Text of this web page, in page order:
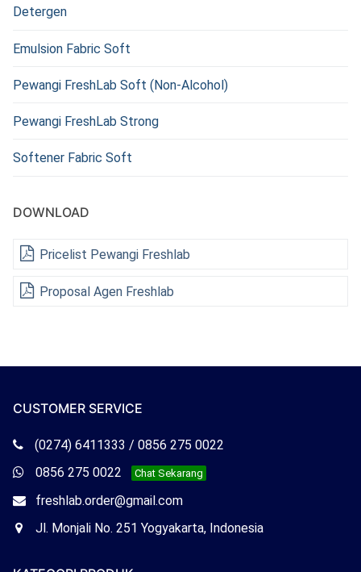
Detergen
Emulsion Fabric Soft
Pewangi FreshLab Soft (Non-Alcohol)
Pewangi FreshLab Strong
Softener Fabric Soft
DOWNLOAD
Pricelist Pewangi Freshlab
Proposal Agen Freshlab
CUSTOMER SERVICE
Telepon
Freshlab
(0274) 6411333 / 0856 275 0022
Whatsapp
Freshlab
0856 275 0022 Chat Sekarang
Email
Freshlab
freshlab.order@gmail.com
OfficeJl. Monjali No. 251 Yogyakarta, Indonesia